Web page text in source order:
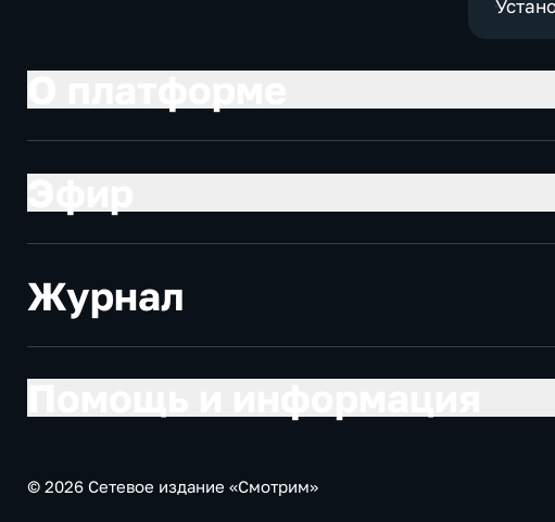
Журнал
© 2026 Сетевое издание «Смотрим»